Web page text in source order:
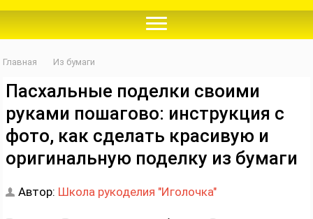
Главная Из бумаги
Пасхальные поделки своими
руками пошагово: инструкция с
фото, как сделать красивую и
оригинальную поделку из бумаги
Автор: Школа рукоделия "Иголочка"